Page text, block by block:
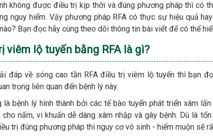
không được điều trị kịp thời và đúng phương pháp thì có
nguy hiểm. Vậy phương pháp RFA có thực sự hiệu quả
Bạn đọc hãy cùng theo dõi thông tin bài viết để có thể
viêm lộ tuyến bằng RFA là gì?
đáp về sóng cao tần RFA điều trị viêm lộ tuyến thì bạn
trọng liên quan đến bệnh lý này.
bệnh lý hình thành bởi các tế bào tuyến phát triển xâm
nấm, vi khuẩn dễ dàng xâm nhập và gây bệnh. Dù là
trị đúng phương pháp thì nguy cơ vô sinh - hiếm muộn sẽ